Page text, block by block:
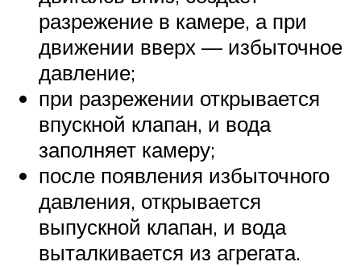
разрежение в камере, а при
движении вверх — избыточное
давление;
при разрежении открывается
впускной клапан, и вода
заполняет камеру;
после появления избыточного
давления, открывается
выпускной клапан, и вода
выталкивается из агрегата.